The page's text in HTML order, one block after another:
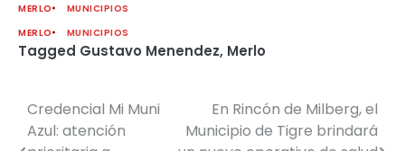
MERLO
MUNICIPIOS
MERLO
MUNICIPIOS
Tagged Gustavo Menendez, Merlo
Navegación
Credencial Mi Muni
Azul: atención
En Rincón de Milberg, el
Municipio de Tigre brindará